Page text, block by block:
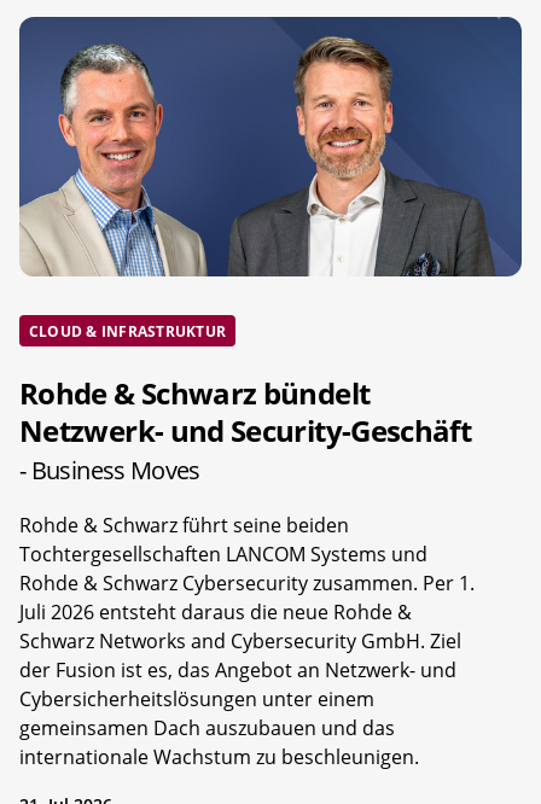
CLOUD & INFRASTRUKTUR
Rohde & Schwarz bündelt
Netzwerk- und Security-Geschäft
- Business Moves
Rohde & Schwarz führt seine beiden
Tochtergesellschaften LANCOM Systems und
Rohde & Schwarz Cybersecurity zusammen. Per 1.
Juli 2026 entsteht daraus die neue Rohde &
Schwarz Networks and Cybersecurity GmbH. Ziel
der Fusion ist es, das Angebot an Netzwerk- und
Cybersicherheitslösungen unter einem
gemeinsamen Dach auszubauen und das
internationale Wachstum zu beschleunigen.